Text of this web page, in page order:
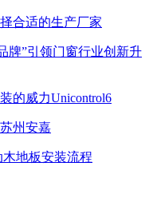
合适的生产厂家
牌”引领门窗行业创新升
的威力Unicontrol6
州安嘉
地板安装流程